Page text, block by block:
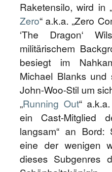
Raketensilo, wird in „
Zero“ a.k.a. „Zero
‘The Dragon‘
militärischem
besiegt im
Michael Blanks
John-Woo-Stil um
„Running Out“
ein Cast-Mitglied
langsam“ an Bord:
eine der wenigen
dieses Subgenres